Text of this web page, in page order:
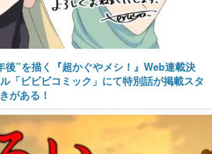
後”を描く『超かぐやメシ！』Web連載決
「ビビビコミック」にて特別話が掲載スタ
がある！